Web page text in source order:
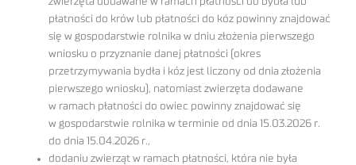
płatności do krów lub płatności do kóz powinny znajdować
się w gospodarstwie rolnika w dniu złożenia pierwszego
wniosku o przyznanie danej płatności (okres
przetrzymywania bydła i kóz jest liczony od dnia złożenia
pierwszego wniosku), natomiast zwierzęta dodawane
w ramach płatności do owiec powinny znajdować się
w gospodarstwie rolnika w terminie od dnia 15.03.2026 r.
do dnia 15.04.2026 r.,
dodaniu zwierząt w ramach płatności, która nie była